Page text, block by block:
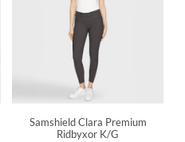
Samshield Clara Premium
Ridbyxor K/G